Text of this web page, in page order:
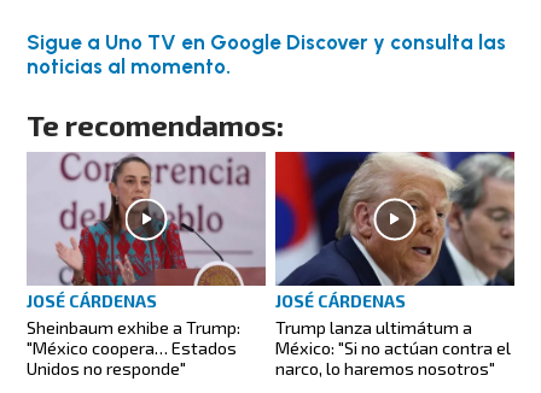
Sigue a Uno TV en Google Discover y consulta las
noticias al momento.
Te recomendamos:
JOSÉ CÁRDENAS
Sheinbaum exhibe a Trump:
"México coopera… Estados
Unidos no responde"
JOSÉ CÁRDENAS
Trump lanza ultimátum a
México: "Si no actúan contra el
narco, lo haremos nosotros"